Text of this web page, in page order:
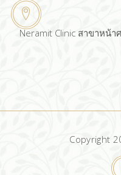
Neramit Clinic สาขาหน้
Copyright